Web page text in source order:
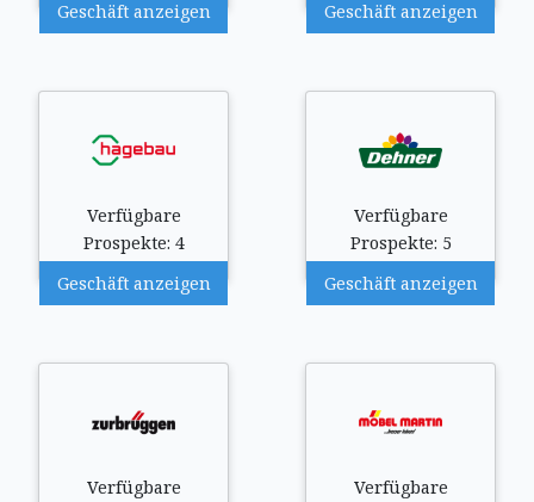
Geschäft anzeigen Geschäft anzeigen
Verfügbare
Prospekte: 4
Geschäft anzeigen
Verfügbare
Prospekte: 5
Geschäft anzeigen
Verfügbare
Verfügbare